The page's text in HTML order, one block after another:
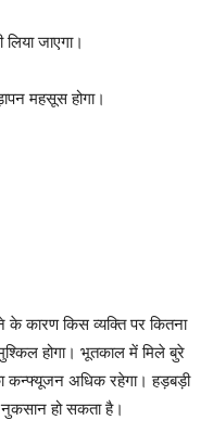
लिया जाएगा।
महसूस होगा।
के कारण किस व्यक्ति पर कितना
होगा। भूतकाल में मिले बुरे
अधिक रहेगा। हड़बड़ी
नुकसान हो सकता है।